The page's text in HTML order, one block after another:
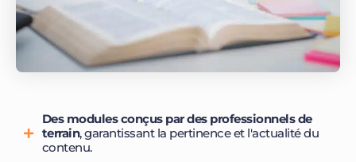
Des modules conçus par des professionnels de
terrain, garantissant la pertinence et l'actualité du
contenu.